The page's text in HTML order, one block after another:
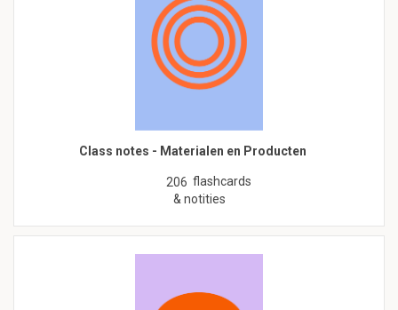
Class notes - Materialen en Producten
206 flashcards
& notities